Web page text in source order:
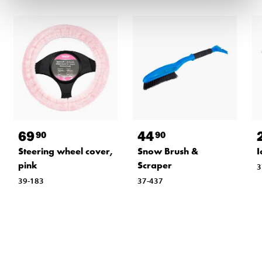
6990
Steering wheel cover,
pink
39-183
4490
Snow Brush &
Scraper
37-437